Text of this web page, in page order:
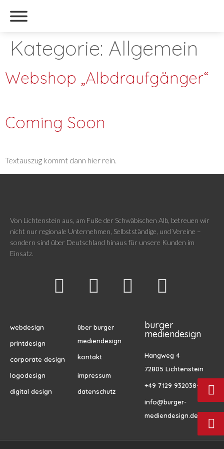
Kategorie: Allgemein
Webshop „Albdraufgänger“
Coming Soon
Textauszug kommt dann hier rein.
Von Lichtenstein aus, am Fuße der Schwäbischen Alb, betreuen wir
nicht nur regionale Unternehmen, Selbstständige, und Vereine –
sondern sind über Deutschland hinaus für unsere Kunden im
Einsatz.
webdesign
printdesign
corporate design
logodesign
digital design
über burger
mediendesign
kontakt
impressum
datenschutz
burger
mediendesign
Hangweg 4
72805 Lichtenstein
+49 7129 932038-0
info@burger-
mediendesign.de